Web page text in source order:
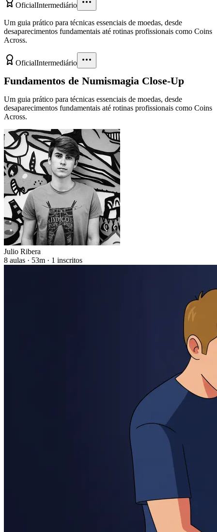
OficialIntermediário
Um guia prático para técnicas essenciais de moedas, desde
desaparecimentos fundamentais até rotinas profissionais como Coins
Across.
OficialIntermediário
Fundamentos de Numismagia Close-Up
Um guia prático para técnicas essenciais de moedas, desde
desaparecimentos fundamentais até rotinas profissionais como Coins
Across.
Julio Ribera
8 aulas · 53m · 1 inscritos